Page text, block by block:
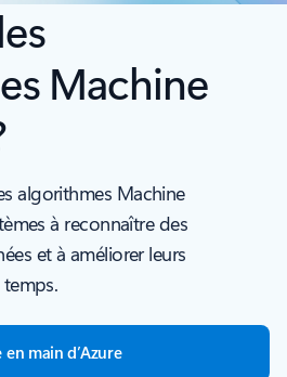
Machine
algorithmes Machine
à reconnaître des
et à améliorer leurs
en main d’Azure